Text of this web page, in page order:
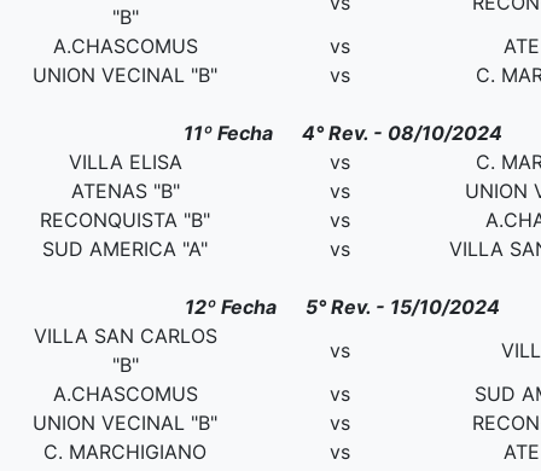
"B"
A.CHASCOMUS
vs
UNION VECINAL "B"
vs C.
11º Fecha 4° Rev. - 08/10/2024
VILLA ELISA
vs
C.
ATENAS "B"
vs
UNION
RECONQUISTA "B"
vs
SUD AMERICA "A"
vs VILLA
12º Fecha 5° Rev. - 15/10/2024
VILLA SAN CARLOS
"B"
vs
A.CHASCOMUS
vs
SUD
UNION VECINAL "B"
vs
C. MARCHIGIANO
vs